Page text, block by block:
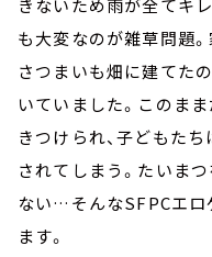
きないため雨が全てキ
も大変なのが雑草問題
さつまいも畑に建てた
いていました。このま
きつけられ、子どもた
されてしまう。たいま
ない…そんなSFPCエロ
ます。